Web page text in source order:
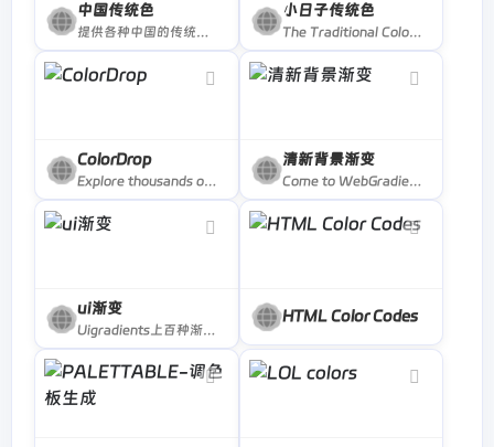
中国传统色
提供各种中国的传统颜色的名称，CMYK值，RGB值，16进制表示。
小日子传统色
The Traditional Colors of Nippon (Japan). This site is optimized to Webkit.
ColorDrop
Explore thousands of color palettes or create your own. Ideal for designers and artists seeking inspiration. Start your color journey now!
清新背景渐变
Come to WebGradients.com for 180 beautiful linear gradients in CSS3, Photoshop and Sketch. This collection is curated by top designers and totally free.
ui渐变
Uigradients上百种渐变配色网站
HTML Color Codes